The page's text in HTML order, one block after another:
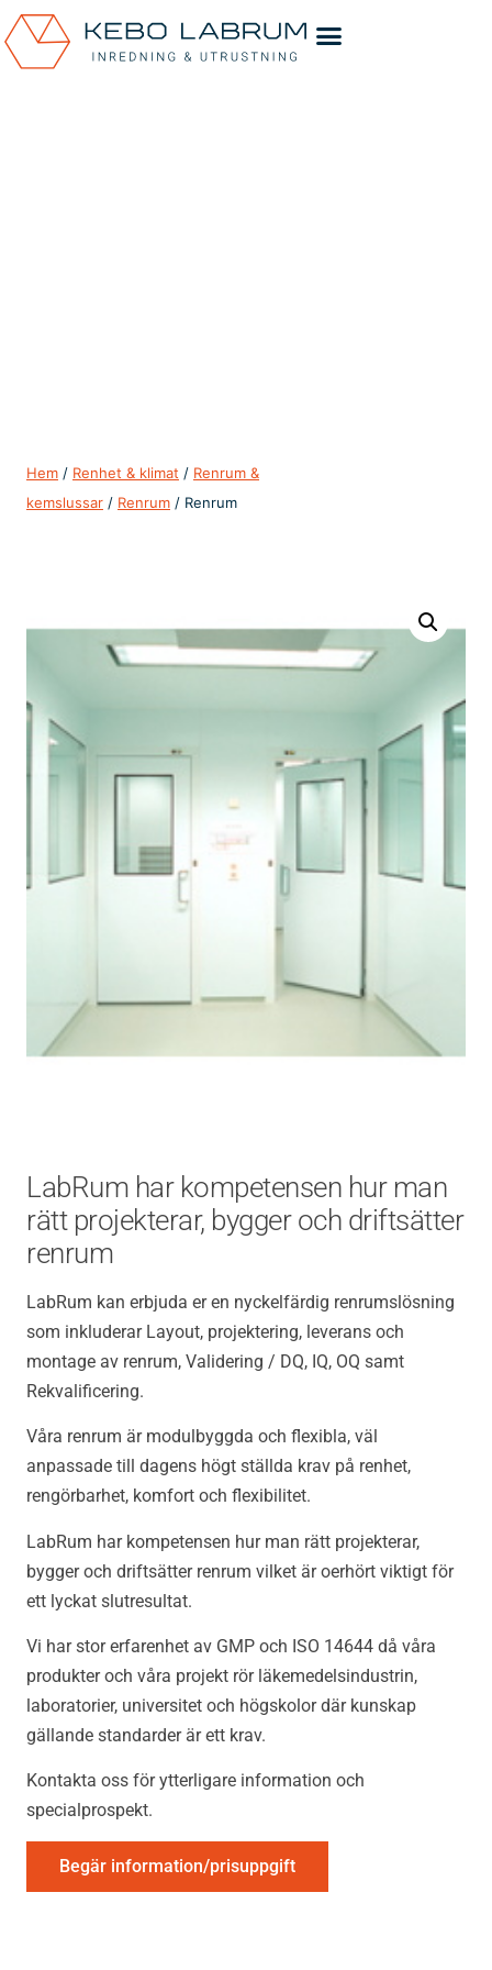
Hem / Renhet & klimat / Renrum &
kemslussar / Renrum / Renrum
LabRum har kompetensen hur man
rätt projekterar, bygger och driftsätter
renrum
LabRum kan erbjuda er en nyckelfärdig renrumslösning
som inkluderar Layout, projektering, leverans och
montage av renrum, Validering / DQ, IQ, OQ samt
Rekvalificering.
Våra renrum är modulbyggda och flexibla, väl
anpassade till dagens högt ställda krav på renhet,
rengörbarhet, komfort och flexibilitet.
LabRum har kompetensen hur man rätt projekterar,
bygger och driftsätter renrum vilket är oerhört viktigt för
ett lyckat slutresultat.
Vi har stor erfarenhet av GMP och ISO 14644 då våra
produkter och våra projekt rör läkemedelsindustrin,
laboratorier, universitet och högskolor där kunskap
gällande standarder är ett krav.
Kontakta oss för ytterligare information och
specialprospekt.
Begär information/prisuppgift